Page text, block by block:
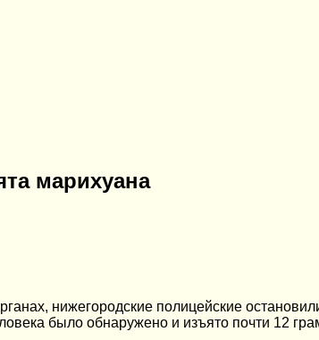
марихуана
нижегородские полицейские
было обнаружено и изъято почти 12